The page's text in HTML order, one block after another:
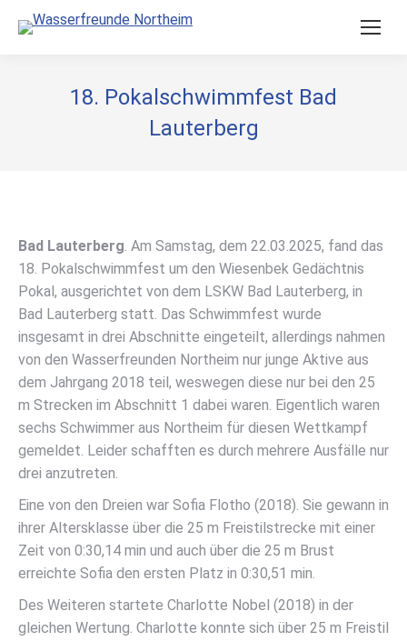
18. Pokalschwimmfest Bad
Lauterberg
Bad Lauterberg. Am Samstag, dem 22.03.2025, fand das
18. Pokalschwimmfest um den Wiesenbek Gedächtnis
Pokal, ausgerichtet von dem LSKW Bad Lauterberg, in
Bad Lauterberg statt. Das Schwimmfest wurde
insgesamt in drei Abschnitte eingeteilt, allerdings nahmen
von den Wasserfreunden Northeim nur junge Aktive aus
dem Jahrgang 2018 teil, weswegen diese nur bei den 25
m Strecken im Abschnitt 1 dabei waren. Eigentlich waren
sechs Schwimmer aus Northeim für diesen Wettkampf
gemeldet. Leider schafften es durch mehrere Ausfälle nur
drei anzutreten.
Eine von den Dreien war Sofia Flotho (2018). Sie gewann in
ihrer Altersklasse über die 25 m Freistilstrecke mit einer
Zeit von 0:30,14 min und auch über die 25 m Brust
erreichte Sofia den ersten Platz in 0:30,51 min.
Des Weiteren startete Charlotte Nobel (2018) in der
gleichen Wertung. Charlotte konnte sich über 25 m Freistil